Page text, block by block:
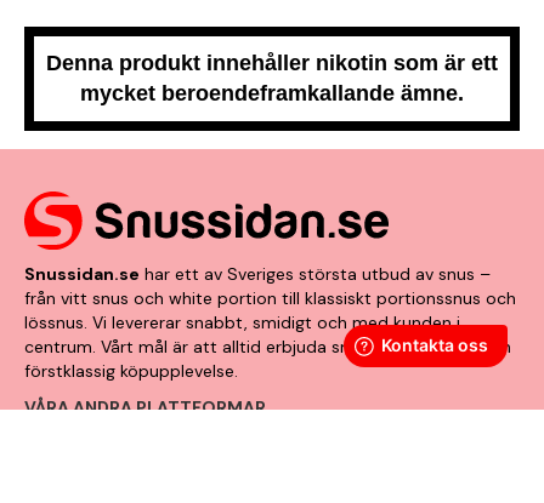
Denna produkt innehåller nikotin som är ett
mycket beroendeframkallande ämne.
Snussidan.se har ett av Sveriges största utbud av snus –
från vitt snus och white portion till klassiskt portionssnus och
lössnus. Vi levererar snabbt, smidigt och med kunden i
centrum. Vårt mål är att alltid erbjuda snabb leverans och en
förstklassig köpupplevelse.
VÅRA ANDRA PLATTFORMAR